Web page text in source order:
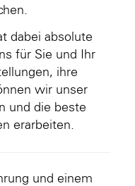
dabei absolute
für Sie und Ihr
ihre
wir unser
und die beste
erarbeiten.
und einem